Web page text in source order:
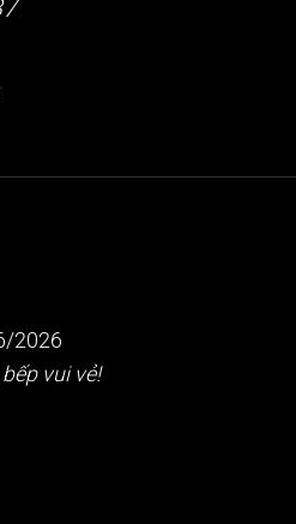
2026
vui vẻ!